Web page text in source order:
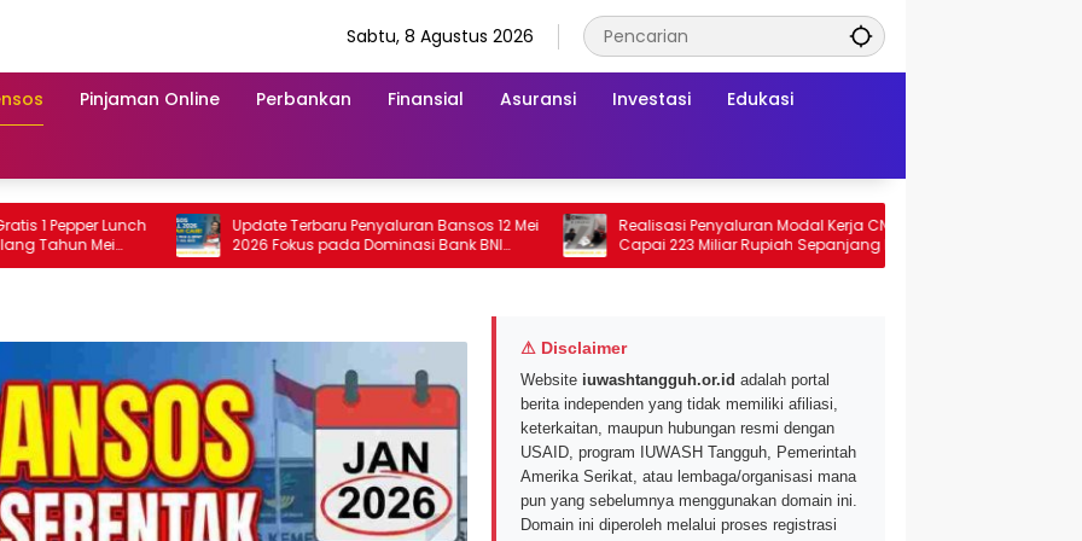
Sabtu, 8 Agustus 2026
Pinjaman Online Perbankan Finansial Asuransi Investasi Edukasi
Lunch
Mei
Update Terbaru Penyaluran Bansos 12 Mei
2026 Fokus pada Dominasi Bank BNI
serta Struk BRI
Realisasi Penyaluran Modal Kerja CNAF
Capai 223 Miliar Rupiah Sepanjang Maret
2026 Ini
⚠ Disclaimer
Website iuwashtangguh.or.id adalah portal
berita independen yang tidak memiliki afiliasi,
keterkaitan, maupun hubungan resmi dengan
USAID, program IUWASH Tangguh, Pemerintah
Amerika Serikat, atau lembaga/organisasi mana
pun yang sebelumnya menggunakan domain ini.
Domain ini diperoleh melalui proses registrasi